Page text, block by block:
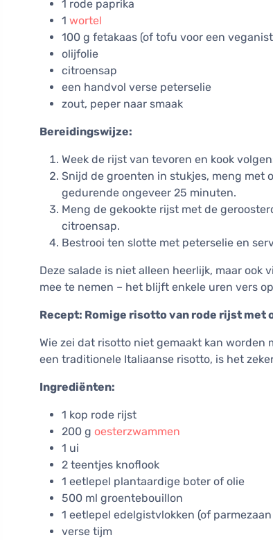
1 rode paprika
1 wortel
100 g fetakaas (of tofu voor een
olijfolie
citroensap
een handvol verse peterselie
zout, peper naar smaak
Bereidingswijze:
Week de rijst van tevoren en kook
Snijd de groenten in stukjes, meng met
gedurende ongeveer 25 minuten.
Meng de gekookte rijst met de
citroensap.
Bestrooi ten slotte met peterselie en
Deze salade is niet alleen heerlijk, maar
mee te nemen – het blijft enkele uren vers
Recept: Romige risotto van rode rijst met
Wie zei dat risotto niet gemaakt kan
een traditionele Italiaanse risotto, is het
Ingrediënten:
1 kop rode rijst
200 g oesterzwammen
1 ui
2 teentjes knoflook
1 eetlepel plantaardige boter of olie
500 ml groentebouillon
1 eetlepel edelgistvlokken (of
verse tijm